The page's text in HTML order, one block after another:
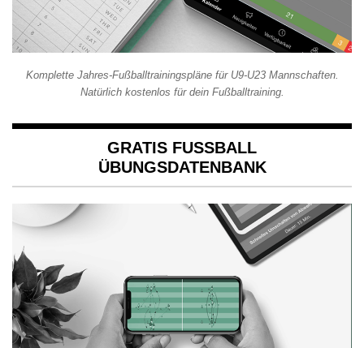
Komplette Jahres-Fußballtrainingspläne für U9-U23 Mannschaften.
Natürlich kostenlos für dein Fußballtraining.
GRATIS FUSSBALL Ü
BUNGSDATENBANK